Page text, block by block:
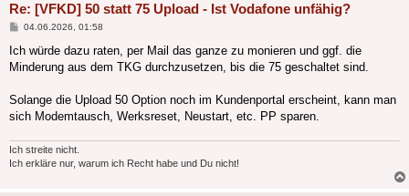
Re: [VFKD] 50 statt 75 Upload - Ist Vodafone unfähig?
Beitrag
04.06.2026, 01:58
Ich würde dazu raten, per Mail das ganze zu monieren und ggf. die
Minderung aus dem TKG durchzusetzen, bis die 75 geschaltet sind.
Solange die Upload 50 Option noch im Kundenportal erscheint, kann man
sich Modemtausch, Werksreset, Neustart, etc. PP sparen.
Ich streite nicht.
Ich erkläre nur, warum ich Recht habe und Du nicht!